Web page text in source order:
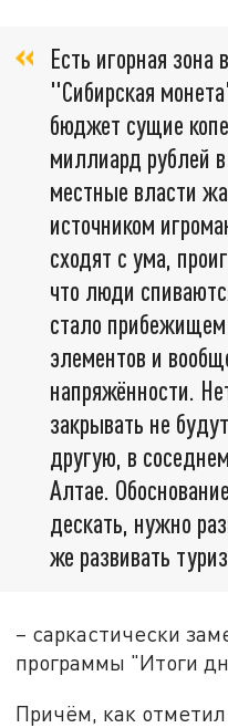
Есть игорная зона
"Сибирская
бюджет сущие
миллиард рублей
местные власти
источником
сходят с ума,
что люди
стало
элементов и
напряжённости.
закрывать не
другую, в
Алтае.
дескать, нужно
же развивать
– саркастически
программы "Итоги
Причём, как